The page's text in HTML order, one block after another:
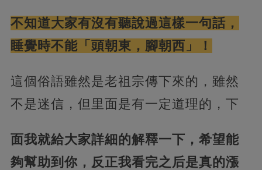
不知道大家有沒有聽說過這樣一句話，
睡覺時不能「頭朝東，腳朝西」！
這個俗語雖然是老祖宗傳下來的，雖然
不是迷信，但里面是有一定道理的，下
面我就給大家詳細的解釋一下，希望能
夠幫助到你，反正我看完之后是真的漲